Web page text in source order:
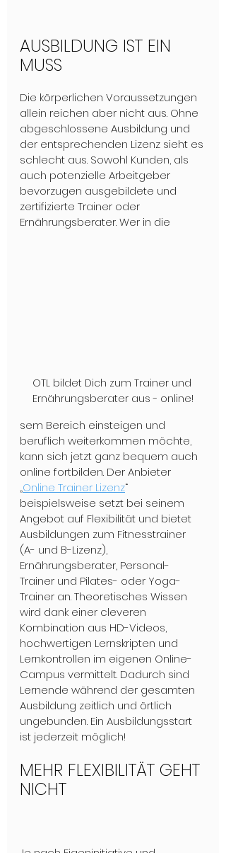
AUSBILDUNG IST EIN
MUSS
Die körperlichen Voraussetzungen
allein reichen aber nicht aus. Ohne
abgeschlossene Ausbildung und
der entsprechenden Lizenz sieht es
schlecht aus. Sowohl Kunden, als
auch potenzielle Arbeitgeber
bevorzugen ausgebildete und
zertifizierte Trainer oder
Ernährungsberater. Wer in die
OTL bildet Dich zum Trainer und
Ernährungsberater aus - online!
sem Bereich einsteigen und
beruflich weiterkommen möchte,
kann sich jetzt ganz bequem auch
online fortbilden. Der Anbieter
„Online Trainer Lizenz“
beispielsweise setzt bei seinem
Angebot auf Flexibilität und bietet
Ausbildungen zum Fitnesstrainer
(A- und B-Lizenz),
Ernährungsberater, Personal-
Trainer und Pilates- oder Yoga-
Trainer an. Theoretisches Wissen
wird dank einer cleveren
Kombination aus HD-Videos,
hochwertigen Lernskripten und
Lernkontrollen im eigenen Online-
Campus vermittelt. Dadurch sind
Lernende während der gesamten
Ausbildung zeitlich und örtlich
ungebunden. Ein Ausbildungsstart
ist jederzeit möglich!
MEHR FLEXIBILITÄT GEHT
NICHT